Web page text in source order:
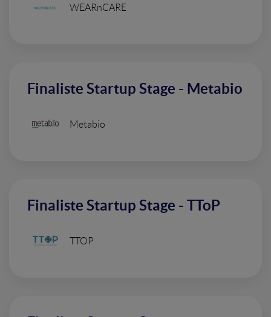
WEARnCARE
Finaliste Startup Stage - Metabio
Metabio
Finaliste Startup Stage - TToP
TTOP